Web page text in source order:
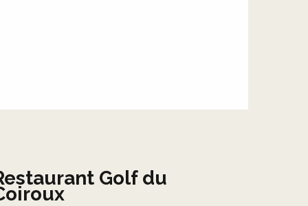
Golf du